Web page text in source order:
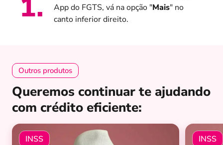
App do FGTS, vá na opção "Mais" no
canto inferior direito.
Outros produtos
Queremos continuar te ajudando
com crédito eficiente:
INSS INSS